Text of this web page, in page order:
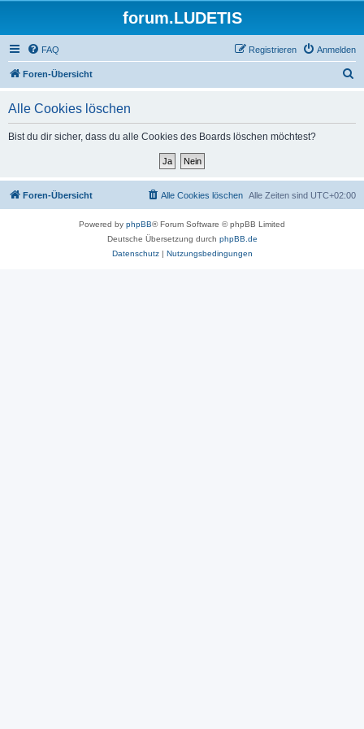
forum.LUDETIS
FAQ Anmelden
Registrieren
Foren-Übersicht
Alle Cookies löschen
Bist du dir sicher, dass du alle Cookies des Boards löschen möchtest?
Foren-Übersicht Alle Zeiten sind UTC+02:00
Alle Cookies löschen
Powered by phpBB® Forum Software © phpBB Limited
Deutsche Übersetzung durch phpBB.de
Datenschutz| Nutzungsbedingungen